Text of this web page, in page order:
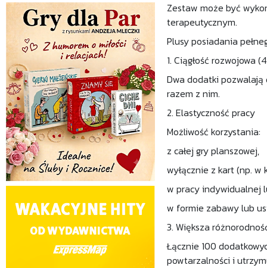
Zestaw może być
terapeutycznym.
Plusy posiadania
1. Ciągłość rozwojowa
Dwa dodatki
razem z nim.
2. Elastyczność pracy
Możliwość korzystania:
z całej gry planszowej,
wyłącznie z kart (np.
w pracy indywidualnej
w formie zabawy lub
3. Większa
Łącznie 100
powtarzalności i